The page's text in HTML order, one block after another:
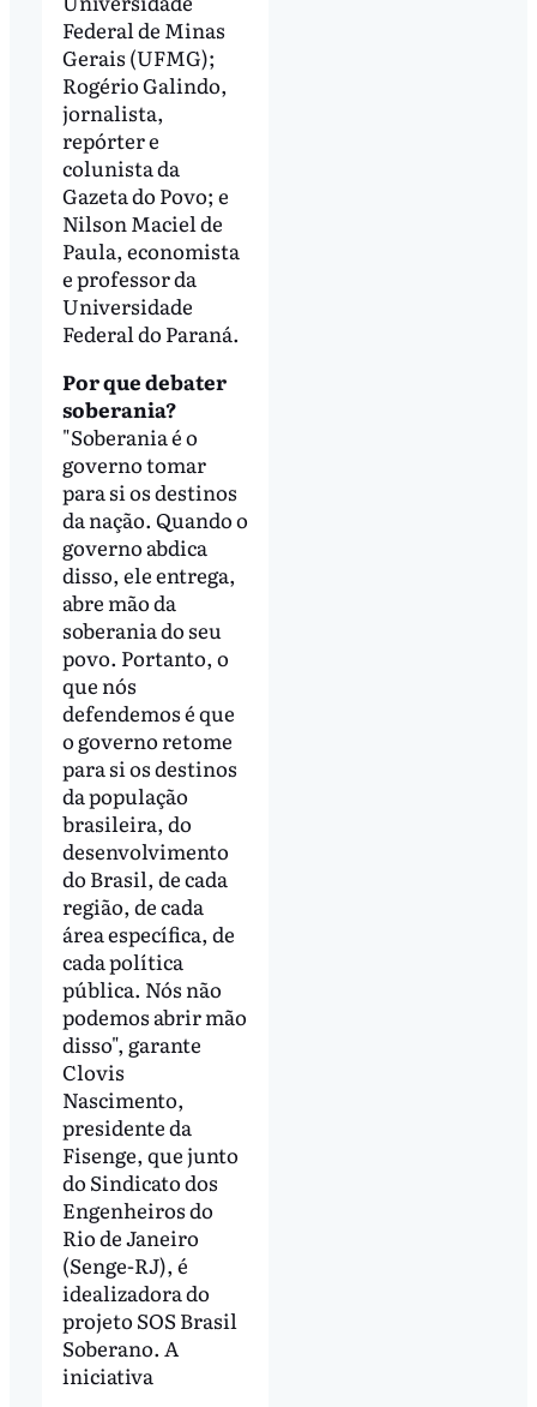
Federal de Minas
Gerais (UFMG);
Rogério Galindo,
jornalista,
repórter e
colunista da
Gazeta do Povo; e
Nilson Maciel de
Paula, economista
e professor da
Universidade
Federal do Paraná.
Por que debater
soberania?
"Soberania é o
governo tomar
para si os destinos
da nação. Quando o
governo abdica
disso, ele entrega,
abre mão da
soberania do seu
povo. Portanto, o
que nós
defendemos é que
o governo retome
para si os destinos
da população
brasileira, do
desenvolvimento
do Brasil, de cada
região, de cada
área específica, de
cada política
pública. Nós não
podemos abrir mão
disso", garante
Clovis
Nascimento,
presidente da
Fisenge, que junto
do Sindicato dos
Engenheiros do
Rio de Janeiro
(Senge-RJ), é
idealizadora do
projeto SOS Brasil
Soberano. A
iniciativa